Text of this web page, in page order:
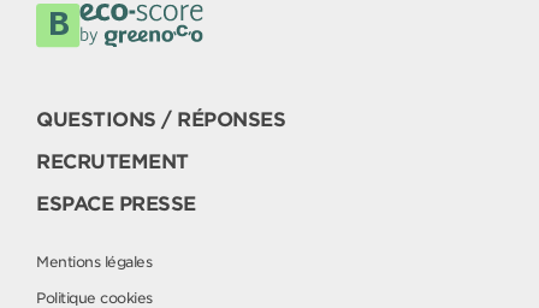
QUESTIONS / RÉPONSES
RECRUTEMENT
ESPACE PRESSE
Mentions légales
Politique cookies